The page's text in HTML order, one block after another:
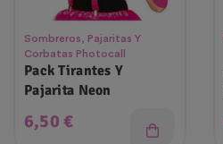
Sombreros, Pajaritas Y
Corbatas Photocall
Pack Tirantes Y
Pajarita Neon
Precio
6,50 €